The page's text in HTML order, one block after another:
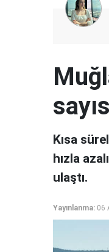
Kısa
hızla
ulaştı.
Yayınlanma: 06